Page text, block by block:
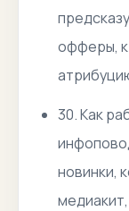
офферы,
30. Как
новинки,